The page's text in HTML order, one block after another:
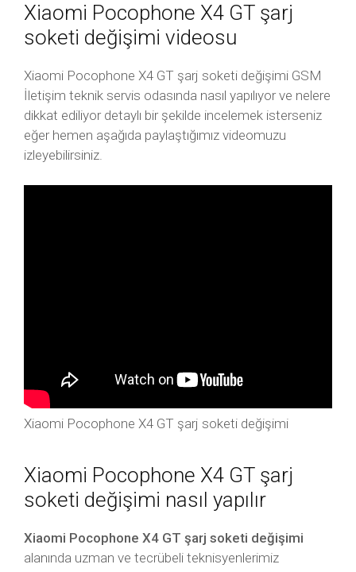
Xiaomi Pocophone X4 GT şarj
soketi değişimi videosu
Xiaomi Pocophone X4 GT şarj soketi değişimi GSM
İletişim teknik servis odasında nasıl yapılıyor ve nelere
dikkat ediliyor detaylı bir şekilde incelemek isterseniz
eğer hemen aşağıda paylaştığımız videomuzu
izleyebilirsiniz.
Xiaomi Pocophone X4 GT şarj soketi değişimi
Xiaomi Pocophone X4 GT şarj
soketi değişimi nasıl yapılır
Xiaomi Pocophone X4 GT şarj soketi değişimi
alanında uzman ve tecrübeli teknisyenlerimiz